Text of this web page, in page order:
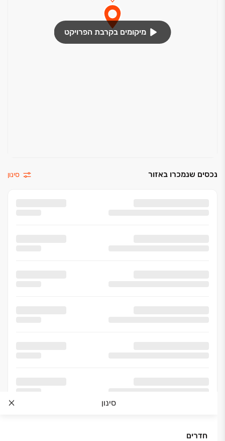
מיקומים בקרבת הפרויקט
נכסים שנמכרו באזור סינון
סינון
חדרים